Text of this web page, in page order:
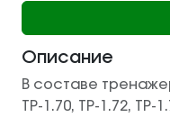
Описание
В составе
ТР-1.70, ТР-1.72, ТР-